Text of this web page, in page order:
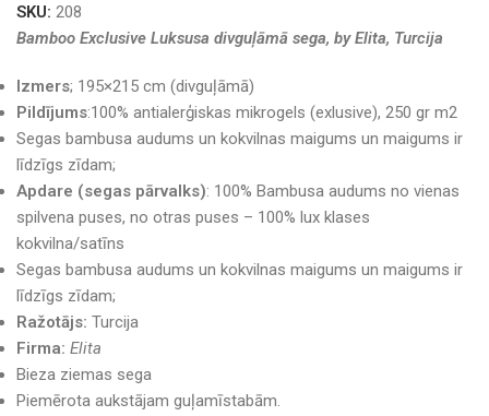
SKU: 208
Bamboo Exclusive Luksusa divguļāmā sega, by Elita, Turcija
Izmers; 195×215 cm (divguļāmā)
Pildījums:100% antialerģiskas mikrogels (exlusive), 250 gr m2
Segas bambusa audums un kokvilnas maigums un maigums ir
līdzīgs zīdam;
Apdare (segas pārvalks): 100% Bambusa audums no vienas
spilvena puses, no otras puses – 100% lux klases
kokvilna/satīns
Segas bambusa audums un kokvilnas maigums un maigums ir
līdzīgs zīdam;
Ražotājs: Turcija
Firma: Elita
Bieza ziemas sega
Piemērota aukstājam guļamīstabām.